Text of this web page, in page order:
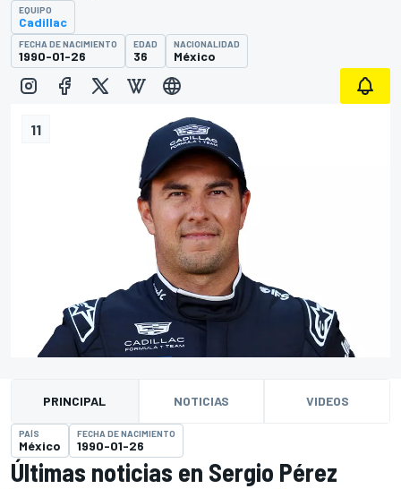
11
EQUIPO
Cadillac
FECHA DE NACIMIENTO
1990-01-26
EDAD
36
NACIONALIDAD
México
PRINCIPAL NOTICIAS VIDEOS
PAÍS
México
FECHA DE NACIMIENTO
1990-01-26
Últimas noticias en Sergio Pérez